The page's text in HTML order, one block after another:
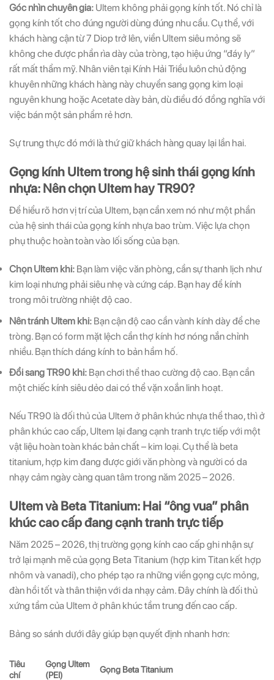
Góc nhìn chuyên gia: Ultem không phải gọng kính tốt. Nó chỉ là
gọng kính tốt cho đúng người dùng đúng nhu cầu. Cụ thể, với
khách hàng cận từ 7 Diop trở lên, viền Ultem siêu mỏng sẽ
không che được phần rìa dày của tròng, tạo hiệu ứng “đáy ly”
rất mất thẩm mỹ. Nhân viên tại Kính Hải Triều luôn chủ động
khuyên những khách hàng này chuyển sang gọng kim loại
nguyên khung hoặc Acetate dày bản, dù điều đó đồng nghĩa với
việc bán một sản phẩm rẻ hơn.
Sự trung thực đó mới là thứ giữ khách hàng quay lại lần hai.
Gọng kính Ultem trong hệ sinh thái gọng kính
nhựa: Nên chọn Ultem hay TR90?
Để hiểu rõ hơn vị trí của Ultem, bạn cần xem nó như một phần
của hệ sinh thái của gọng kính nhựa bao trùm. Việc lựa chọn
phụ thuộc hoàn toàn vào lối sống của bạn.
Chọn Ultem khi: Bạn làm việc văn phòng, cần sự thanh lịch như
kim loại nhưng phải siêu nhẹ và cứng cáp. Bạn hay để kính
trong môi trường nhiệt độ cao.
Nên tránh Ultem khi: Bạn cận độ cao cần vành kính dày để che
tròng. Bạn có form mặt lệch cần thợ kính hơ nóng nắn chỉnh
nhiều. Bạn thích dáng kính to bản hầm hố.
Đổi sang TR90 khi: Bạn chơi thể thao cường độ cao. Bạn cần
một chiếc kính siêu dẻo dai có thể vặn xoắn linh hoạt.
Nếu TR90 là đối thủ của Ultem ở phân khúc nhựa thể thao, thì ở
phân khúc cao cấp, Ultem lại đang cạnh tranh trực tiếp với một
vật liệu hoàn toàn khác bản chất – kim loại. Cụ thể là beta
titanium, hợp kim đang được giới văn phòng và người có da
nhạy cảm ngày càng quan tâm trong năm 2025 – 2026.
Ultem và Beta Titanium: Hai “ông vua” phân
khúc cao cấp đang cạnh tranh trực tiếp
Năm 2025 – 2026, thị trường gọng kính cao cấp ghi nhận sự
trở lại mạnh mẽ của gọng Beta Titanium (hợp kim Titan kết hợp
nhôm và vanadi), cho phép tạo ra những viền gọng cực mỏng,
đàn hồi tốt và thân thiện với da nhạy cảm. Đây chính là đối thủ
xứng tầm của Ultem ở phân khúc tầm trung đến cao cấp.
Bảng so sánh dưới đây giúp bạn quyết định nhanh hơn:
Tiêu
chí
Gọng Ultem
(PEI)
Gọng Beta Titanium